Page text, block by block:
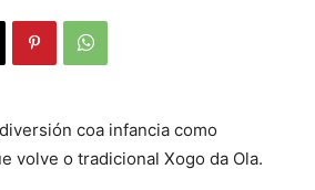
coa infancia como
volve o tradicional Xogo da Ola.